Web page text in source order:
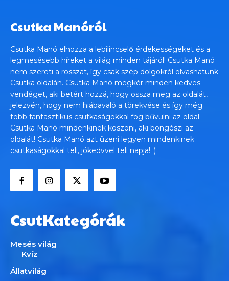
Csutka Manóról
Csutka Manó elhozza a lebilincselő érdekességeket és a
legmesésebb híreket a világ minden tájáról! Csutka Manó
nem szereti a rosszat, így csak szép dolgokról olvashatunk
Csutka oldalán. Csutka Manó megkér minden kedves
vendéget, aki betért hozzá, hogy ossza meg az oldalát,
jelezvén, hogy nem hiábavaló a törekvése és így még
több fantasztikus csutkaságokkal fog bűvülni az oldal.
Csutka Manó mindenkinek köszöni, aki böngészi az
oldalát! Csutka Manó azt üzeni legyen mindenkinek
csutkaságokkal teli, jókedvvel teli napja! :)
CsutKategórák
Mesés világ
Kvíz
Állatvilág